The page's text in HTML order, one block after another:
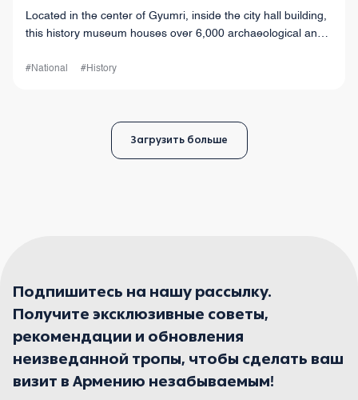
Located in the center of Gyumri, inside the city hall building,
this history museum houses over 6,000 archaeological and
#National #History
Загрузить больше
Подпишитесь на нашу рассылку.
Получите эксклюзивные советы,
рекомендации и обновления
неизведанной тропы, чтобы сделать ваш
визит в Армению незабываемым!